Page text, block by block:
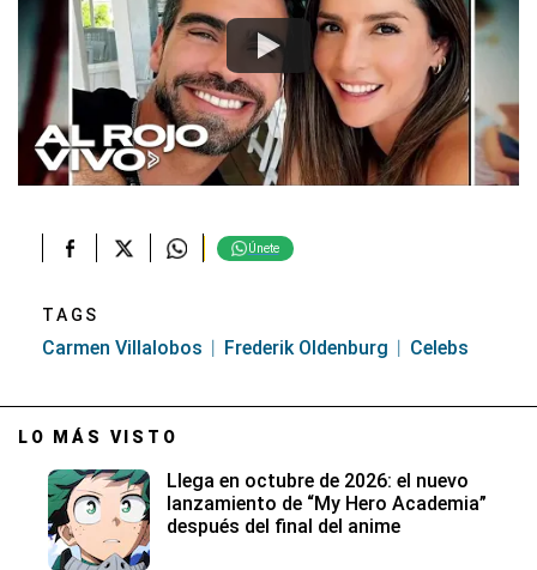
Únete
TAGS
Carmen Villalobos Frederik Oldenburg Celebs
LO MÁS VISTO
Llega en octubre de 2026: el nuevo
lanzamiento de “My Hero Academia”
después del final del anime